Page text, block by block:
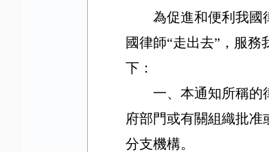
為促進和便利我國
國律師“走出去” ，服
下：
一、本通知所稱的
府部門或有關組織批
分支機構。